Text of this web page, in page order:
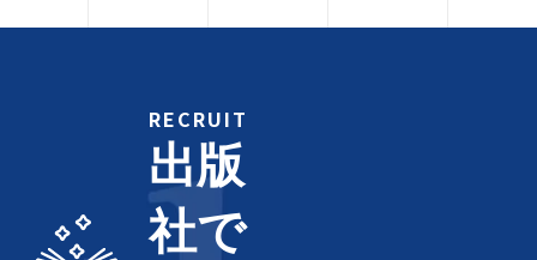
RECRUIT
出版
社で